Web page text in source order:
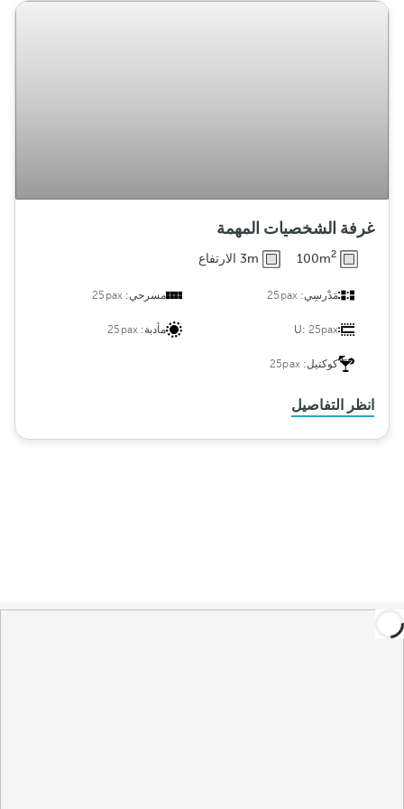
غرفة الشخصيات المهمة
100m2 3m الارتفاع
مَدْرسِي:25pax مسرحي:25pax
U: 25pax مأدبة:25pax
كوكتيل:25pax
انظر التفاصيل